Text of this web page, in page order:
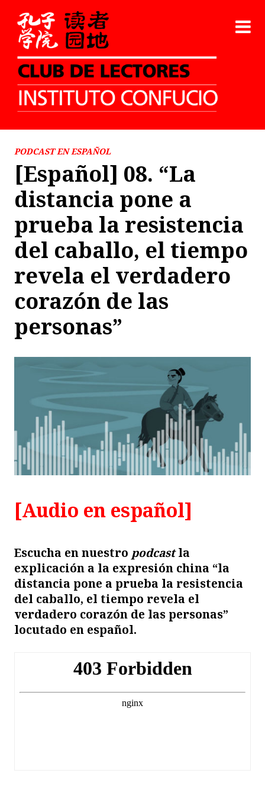
PODCAST EN ESPAÑOL
[Español] 08. “La
distancia pone a
prueba la resistencia
del caballo, el tiempo
revela el verdadero
corazón de las
personas”
[Audio en español]
Escucha en nuestro podcastla
explicación a la expresión china “la
distancia pone a prueba la resistencia
del caballo, el tiempo revela el
verdadero corazón de las personas”
locutado en español.